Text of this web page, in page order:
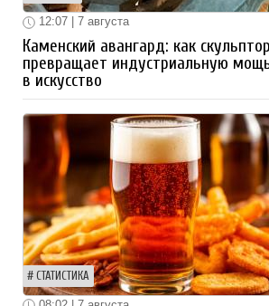
12:07 | 7 августа
Каменский авангард: как
превращает индустриальную
в искусство
СТАТИСТИКА